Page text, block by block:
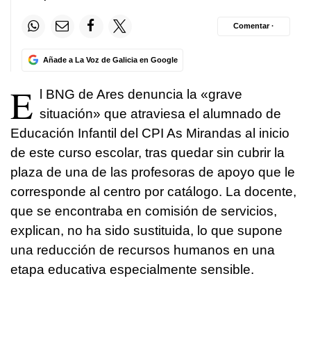
Añade a La Voz de Galicia en Google
Comentar ·
E l BNG de Ares denuncia la «grave
situación» que atraviesa el alumnado de
Educación Infantil del CPI As Mirandas al inicio
de este curso escolar, tras quedar sin cubrir la
plaza de una de las profesoras de apoyo que le
corresponde al centro por catálogo. La docente,
que se encontraba en comisión de servicios,
explican, no ha sido sustituida, lo que supone
una reducción de recursos humanos en una
etapa educativa especialmente sensible.